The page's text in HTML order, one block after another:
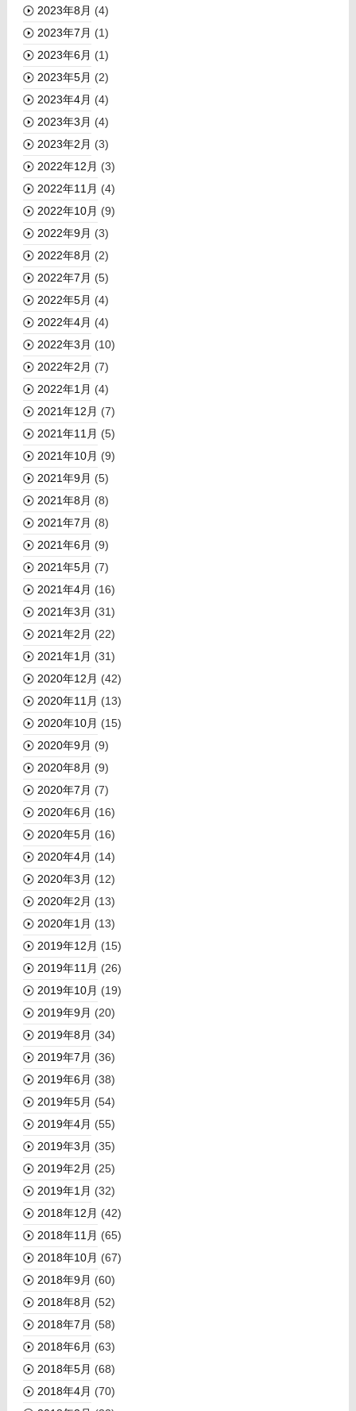
2023年8月 (4)
2023年7月 (1)
2023年6月 (1)
2023年5月 (2)
2023年4月 (4)
2023年3月 (4)
2023年2月 (3)
2022年12月 (3)
2022年11月 (4)
2022年10月 (9)
2022年9月 (3)
2022年8月 (2)
2022年7月 (5)
2022年5月 (4)
2022年4月 (4)
2022年3月 (10)
2022年2月 (7)
2022年1月 (4)
2021年12月 (7)
2021年11月 (5)
2021年10月 (9)
2021年9月 (5)
2021年8月 (8)
2021年7月 (8)
2021年6月 (9)
2021年5月 (7)
2021年4月 (16)
2021年3月 (31)
2021年2月 (22)
2021年1月 (31)
2020年12月 (42)
2020年11月 (13)
2020年10月 (15)
2020年9月 (9)
2020年8月 (9)
2020年7月 (7)
2020年6月 (16)
2020年5月 (16)
2020年4月 (14)
2020年3月 (12)
2020年2月 (13)
2020年1月 (13)
2019年12月 (15)
2019年11月 (26)
2019年10月 (19)
2019年9月 (20)
2019年8月 (34)
2019年7月 (36)
2019年6月 (38)
2019年5月 (54)
2019年4月 (55)
2019年3月 (35)
2019年2月 (25)
2019年1月 (32)
2018年12月 (42)
2018年11月 (65)
2018年10月 (67)
2018年9月 (60)
2018年8月 (52)
2018年7月 (58)
2018年6月 (63)
2018年5月 (68)
2018年4月 (70)